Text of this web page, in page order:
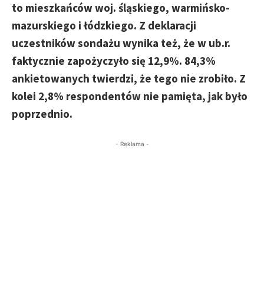
to mieszkańców woj. śląskiego, warmińsko-
mazurskiego i łódzkiego. Z deklaracji
uczestników sondażu wynika też, że w ub.r.
faktycznie zapożyczyło się 12,9%. 84,3%
ankietowanych twierdzi, że tego nie zrobiło. Z
kolei 2,8% respondentów nie pamięta, jak było
poprzednio.
- Reklama -